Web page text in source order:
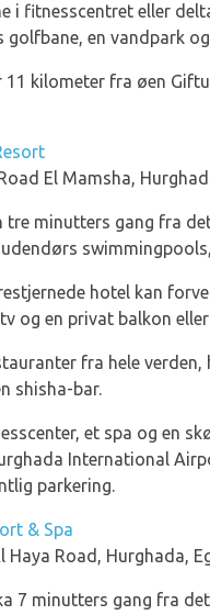
i fitnesscentret eller
golfbane, en vandpark
11 kilometer fra øen
El Mamsha,
tre minutters gang fra
udendørs
hotel kan
og en privat balkon
fra hele
shisha-bar.
et spa og en
International
parkering.
& Spa
Haya Road, Hurghada,
7 minutters gang fra